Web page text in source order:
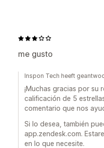
me gusto
Inspon Tech heeft
¡Muchas gracias por su
calificación de 5
comentario que nos
Si lo desea, también
app.zendesk.com.
en lo que necesite.